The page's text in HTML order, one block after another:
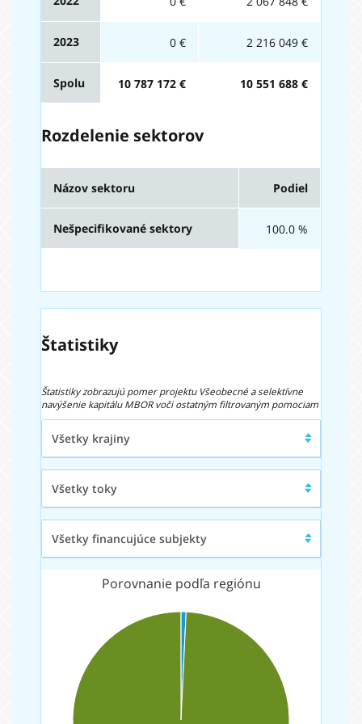
2023 0 € 2 216 049 €
Spolu 10 787 172 € 10 551 688 €
Rozdelenie sektorov
Názov sektoru Podiel
Nešpecifikované sektory 100.0 %
Štatistiky
Štatistiky zobrazujú pomer projektu Všeobecné a selektívne
navýšenie kapitálu MBOR voči ostatným filtrovaným pomociam
Región/Krajina
Všetky krajiny
Typ
toku
Všetky toky
subjekt
Všetky financujúce subjekty
Porovnanie podľa regiónu